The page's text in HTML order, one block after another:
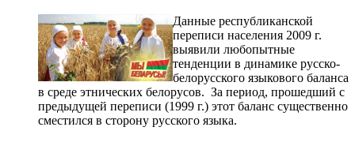
Данные республиканской
переписи населения 2009 г.
выявили любопытные
тенденции в динамике русско-
белорусского языкового баланса
в среде этнических белорусов. За период, прошедший с
предыдущей переписи (1999 г.) этот баланс существенно
сместился в сторону русского языка.